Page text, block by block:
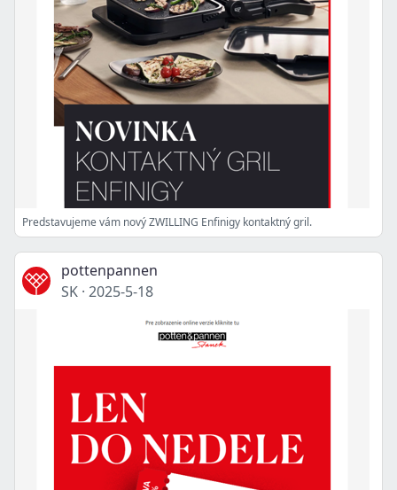
Predstavujeme vám nový ZWILLING Enfinigy kontaktný gril.
pottenpannen
SK · 2025-5-18